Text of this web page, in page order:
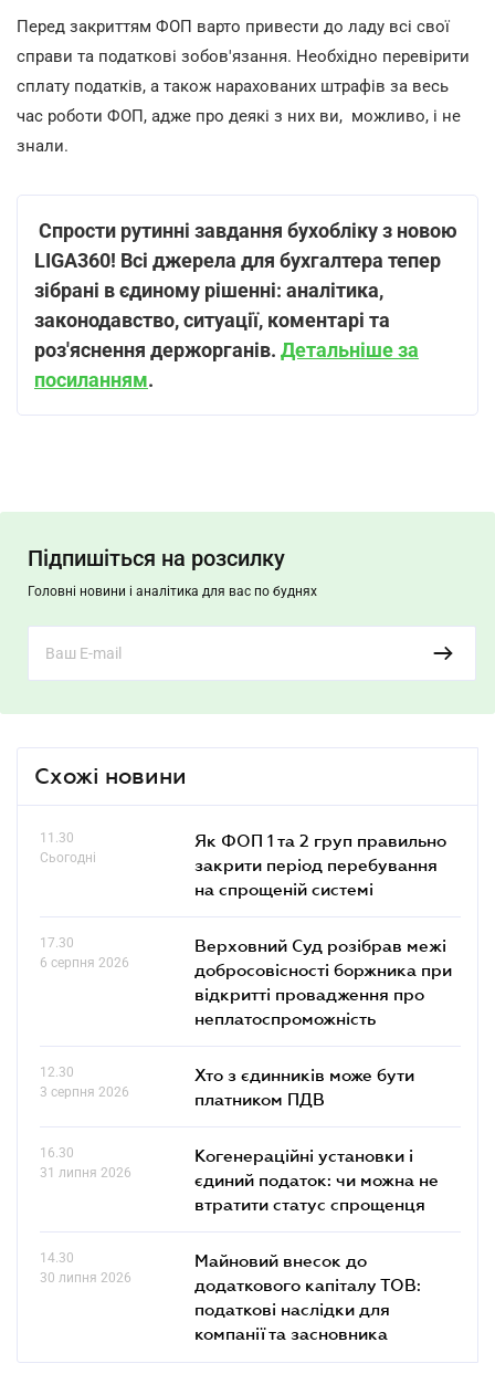
Перед закриттям ФОП варто привести до ладу всі свої
справи та податкові зобов'язання. Необхідно перевірити
сплату податків, а також нарахованих штрафів за весь
час роботи ФОП, адже про деякі з них ви, можливо, і не
знали.
Спрости рутинні завдання бухобліку з новою
LIGA360! Всі джерела для бухгалтера тепер
зібрані в єдиному рішенні: аналітика,
законодавство, ситуації, коментарі та
роз'яснення держорганів. Детальніше за
посиланням.
Підпишіться на розсилку
Головні новини і аналітика для вас по буднях
Схожі новини
11.30
Сьогодні
Як ФОП 1 та 2 груп правильно
закрити період перебування
на спрощеній системі
17.30
6 серпня 2026
Верховний Суд розібрав межі
добросовісності боржника при
відкритті провадження про
неплатоспроможність
12.30
3 серпня 2026
Хто з єдинників може бути
платником ПДВ
16.30
31 липня 2026
Когенераційні установки і
єдиний податок: чи можна не
втратити статус спрощенця
14.30
30 липня 2026
Майновий внесок до
додаткового капіталу ТОВ:
податкові наслідки для
компанії та засновника